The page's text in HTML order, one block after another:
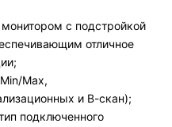
с подстройкой
отличное
Max,
и В-скан);
подключенного